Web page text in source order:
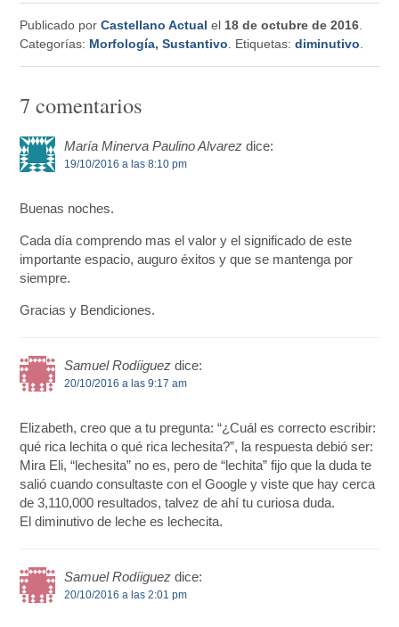
Publicado porCastellano Actual el 18 de octubre de 2016
Categorías: Morfología,Sustantivo . Etiquetas:diminutivo
7 comentarios
María Minerva Paulino Alvarez dice:
19/10/2016 a las 8:10 pm
Buenas noches.
Cada día comprendo mas el valor y el significado de este
importante espacio, auguro éxitos y que se mantenga por
siempre.
Gracias y Bendiciones.
Samuel Rodíiguez dice:
20/10/2016 a las 9:17 am
Elizabeth, creo que a tu pregunta: “¿Cuál es correcto escribir:
qué rica lechita o qué rica lechesita?”, la respuesta debió ser:
Mira Eli, “lechesita” no es, pero de “lechita” fijo que la duda te
salió cuando consultaste con el Google y viste que hay cerca
de 3,110,000 resultados, talvez de ahí tu curiosa duda.
El diminutivo de leche es lechecita.
Samuel Rodíiguez dice:
20/10/2016 a las 2:01 pm